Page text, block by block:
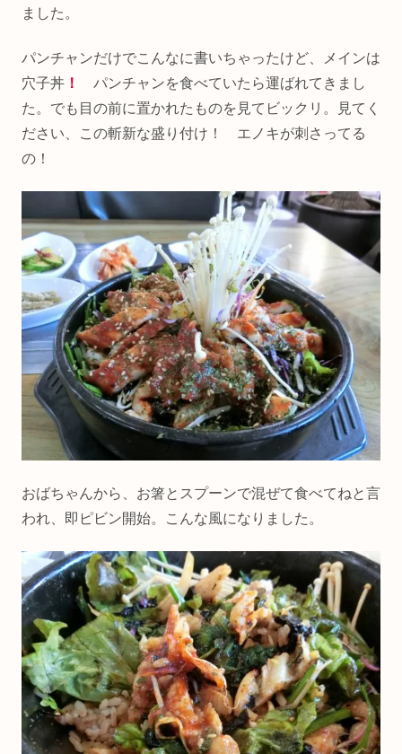
ました。
パンチャンだけでこんなに書いちゃったけど、メインは
穴子丼 ！
パンチャンを食べていたら運ばれてきまし
た。でも目の前に置かれたものを見てビックリ。見てく
ださい、この斬新な盛り付け！ エノキが刺さってる
の！
おばちゃんから、お箸とスプーンで混ぜて食べてねと言
われ、即ピビン開始。こんな風になりました。